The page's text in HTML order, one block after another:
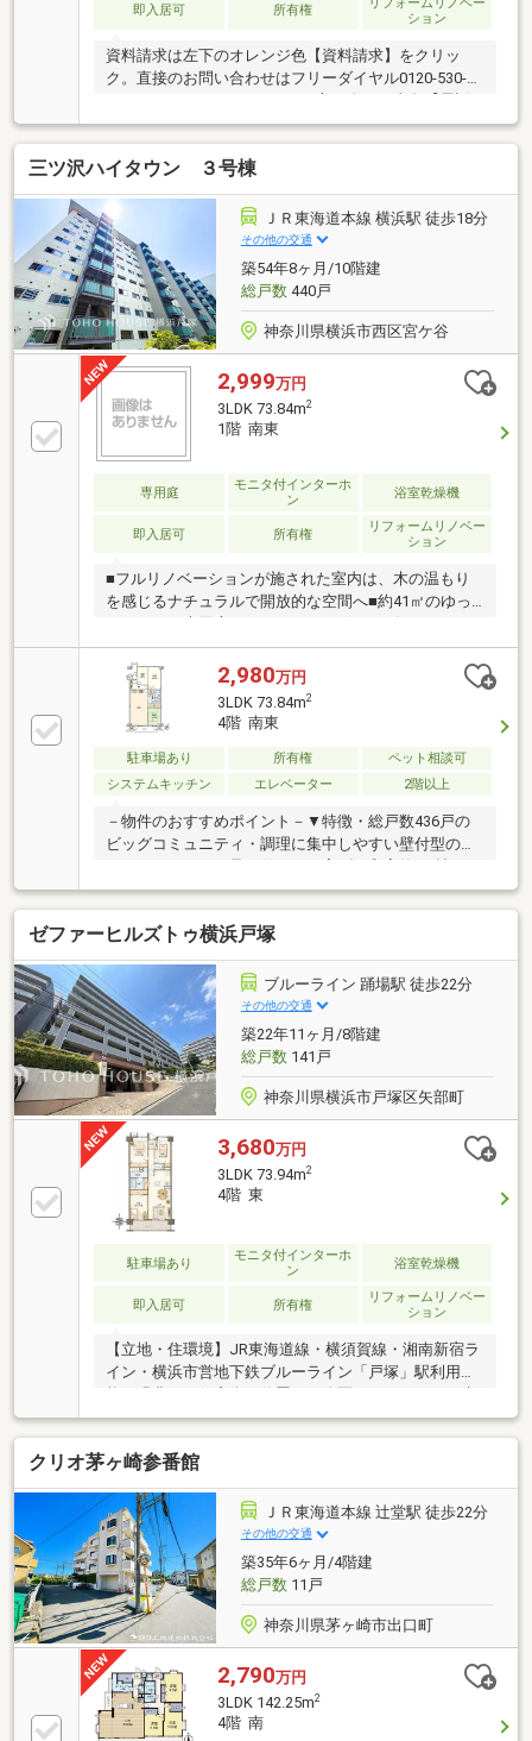
即入居可 所有権
ション
資料請求は左下のオレンジ色【資料請求】をクリッ
ク。直接のお問い合わせはフリーダイヤル0120-530-
で問い合わせ】をクリック）☆テレビで紹介された
【やどかリッチ】使えます！豊かに過ごすには【イン
テリア】家具や家電と【エクステリア】カーポートや
楽しめる庭、この充実度で変わってきます。これらを
一括で購入でき、その代金を住宅ローンに組み込むこ
とが可能なサービス、それがやどかリッチです。
三ツ沢ハイタウン ３号棟
ＪＲ東海道本線 横浜駅 徒歩18分
その他の交通
築54年8ヶ月/10階建
総戸数440戸
神奈川県横浜市西区宮ケ谷
2,999万円
3LDK 73.84m2
1階 南東
専用庭
モニタ付インターホ
ン
浴室乾燥機
即入居可 所有権
リフォームリノベー
ション
■フルリノベーションが施された室内は、木の温もり
を感じるナチュラルで開放的な空間へ■約41㎡のゆっ
に最適♪■キッチン横のパントリーや、2つのウォーク
インクローゼットなど、すっきり片付く収納の充実ぶ
りも魅力的です■スロップシンク付きで、お庭のお手
入れや汚れ物のお洗濯も快適にこなせます♪■管理体制
良好なビッグコミュニティで、新生活を心地よくスタ
ートさせましょう！ お問い合わせは【フリーダイヤ
ル：0120-702-700】までお気軽にどうぞ♪
2,980万円
3LDK 73.84m2
4階 南東
駐車場あり 所有権
ペット相談可
システムキッチン
エレベーター 2階以上
－物件のおすすめポイント－▼特徴・総戸数436戸の
ビッグコミュニティ・調理に集中しやすい壁付型のシ
LDに隣接・LDを含む2室に面する南東向きバルコニ
ー、物置付・プライバシーに配慮されたクランクイン
玄関・ペット飼育可(飼育細則有)・敷地内にプール・
公園有▼周辺環境・横浜市立宮谷小学校 徒歩4分(約
250m)・横浜市立市民病院 徒歩5分(約360m)・セブン
イレブン横浜浅間台店 徒歩2分(約160m)■ ご希望の住
まい探しをお手伝いします ━━━━━・・・物件の詳
細・ご相談はお気軽にお問い合わせください。
ゼファーヒルズトゥ横浜戸塚
ブルーライン 踊場駅 徒歩22分
その他の交通
築22年11ヶ月/8階建
総戸数141戸
神奈川県横浜市戸塚区矢部町
3,680万円
3LDK 73.94m2
4階 東
駐車場あり
モニタ付インターホ
ン
浴室乾燥機
即入居可 所有権
リフォームリノベー
ション
【立地・住環境】JR東海道線・横須賀線・湘南新宿ラ
イン・横浜市営地下鉄ブルーライン「戸塚」駅利用可
活利便施設も身近に揃う、落ち着いた住環境です。
【建物・共用部】総戸数195戸のビッグコミュニテ
ィ。ペット飼育可能（細則有）で、大切な家族と一緒
に暮らせます。管理体制も良好で、安心して長くお住
まいいただけるマンションです。【住戸・設備】73.94
㎡・3LDKの新規リノベーション住戸。システムキッチ
ンやユニットバス、洗面化粧台、トイレなど水回り設
備を一新。全居室収納を備え、機能性と快適性を兼ね
備えた住まいです。
クリオ茅ヶ崎参番館
ＪＲ東海道本線 辻堂駅 徒歩22分
その他の交通
築35年6ヶ月/4階建
総戸数11戸
神奈川県茅ヶ崎市出口町
2,790万円
3LDK 142.25m2
4階 南